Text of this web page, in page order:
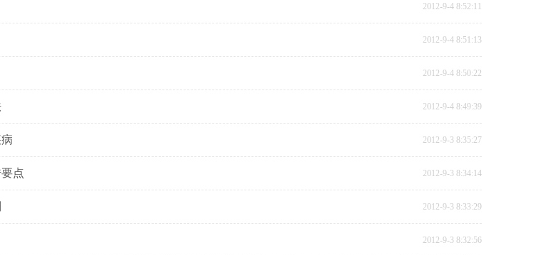
2012-9-4 8:52:11
2012-9-4 8:51:13
2012-9-4 8:50:22
2012-9-4 8:49:39
2012-9-3 8:35:27
点 2012-9-3 8:34:14
2012-9-3 8:33:29
2012-9-3 8:32:56